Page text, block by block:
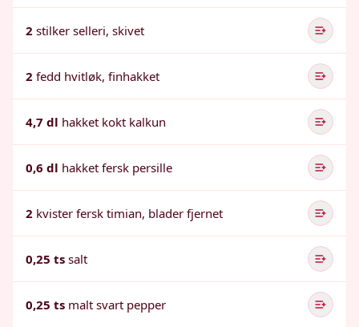
2 stilker selleri, skivet
2 fedd hvitløk, finhakket
4,7 dl hakket kokt kalkun
0,6 dl hakket fersk persille
2 kvister fersk timian, blader fjernet
0,25 ts salt
0,25 ts malt svart pepper